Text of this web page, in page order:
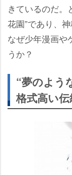
きているのだ。
花園”であり、
なぜ少年漫画や
うか？
“夢のよう
格式高い